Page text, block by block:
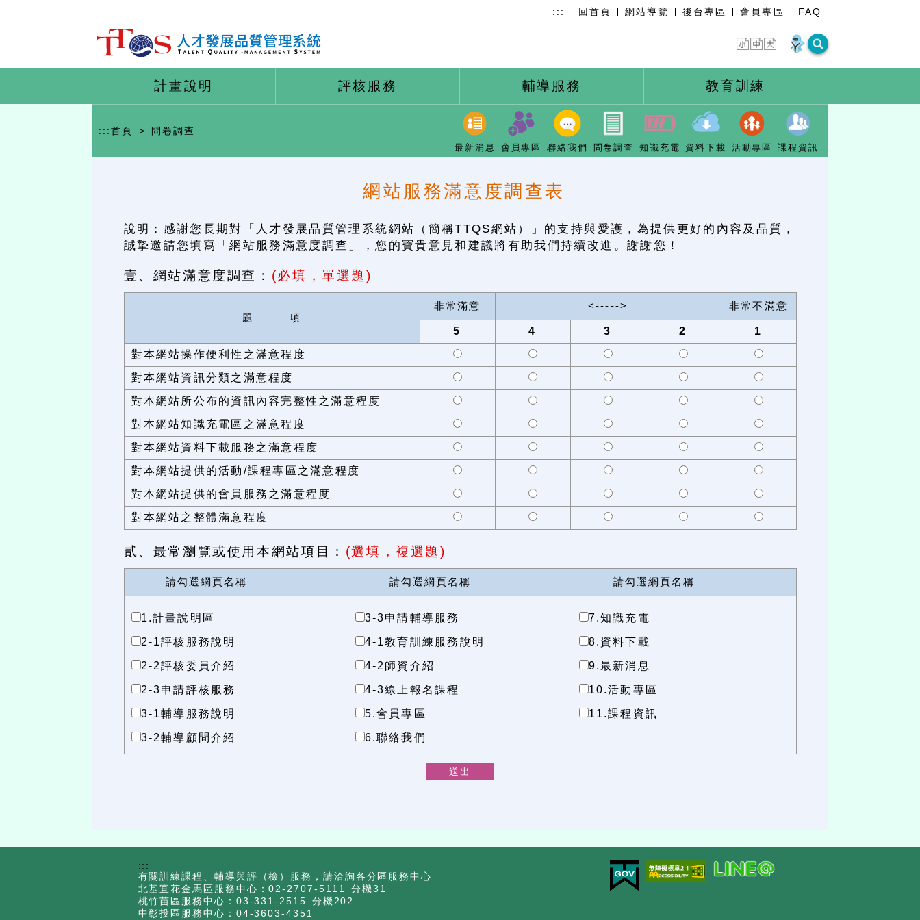
::: 回首頁 網站導覽 後台專區 會員專區 FAQ
計畫說明 評核服務 輔導服務 教育訓練
:::首頁 > 問卷調查
最新消息 會員專區 聯絡我們 問卷調查 知識充電 資料下載 活動專區 課程資訊
網站服務滿意度調查表
說明：感謝您長期對「人才發展品質管理系統網站（簡稱TTQS網站）」的支持與愛護，為提供更好的內容及品質，
誠摯邀請您填寫「網站服務滿意度調查」，您的寶貴意見和建議將有助我們持續改進。謝謝您！
壹、網站滿意度調查： (必填，單選題)
題 項
非常滿意 <-----> 非常不滿意
5 4 3 2
1
對本網站操作便利性之滿意程度
對本網站資訊分類之滿意程度
對本網站所公布的資訊內容完整性之滿意程度
對本網站知識充電區之滿意程度
對本網站資料下載服務之滿意程度
對本網站提供的活動/課程專區之滿意程度
對本網站提供的會員服務之滿意程度
對本網站之整體滿意程度
貳、最常瀏覽或使用本網站項目： (選填，複選題)
請勾選網頁名稱 請勾選網頁名稱 請勾選網頁名稱
1.計畫說明區
2-1評核服務說明
2-2評核委員介紹
2-3申請評核服務
3-1輔導服務說明
3-2輔導顧問介紹
3-3申請輔導服務
4-1教育訓練服務說明
4-2師資介紹
4-3線上報名課程
5.會員專區
6.聯絡我們
7.知識充電
8.資料下載
9.最新消息
10.活動專區
11.課程資訊
:::
有關訓練課程、輔導與評（檢）服務，請洽詢各分區服務中心
北基宜花金馬區服務中心：02-2707-5111 分機31
桃竹苗區服務中心：03-331-2515 分機202
中彰投區服務中心：04-3603-4351